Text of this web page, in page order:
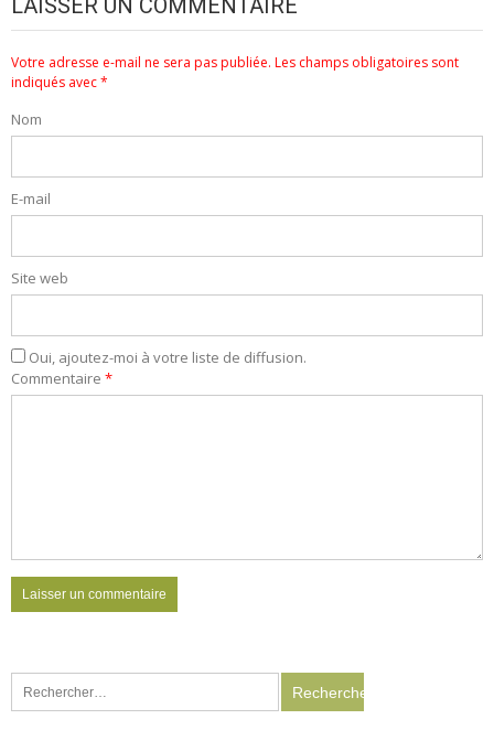
LAISSER UN COMMENTAIRE
Votre adresse e-mail ne sera pas publiée. Les champs obligatoires sont
indiqués avec*
Nom
E-mail
Site web
Oui, ajoutez-moi à votre liste de diffusion.
Commentaire *